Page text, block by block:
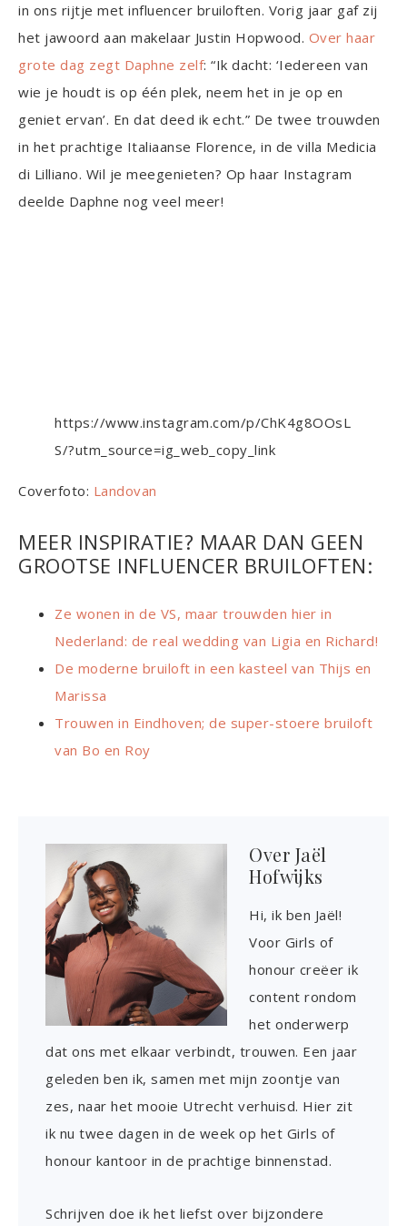
in ons rijtje met influencer bruiloften. Vorig jaar gaf zij
het jawoord aan makelaar Justin Hopwood. Over haar
grote dag zegt Daphne zelf: “Ik dacht: ‘Iedereen van
wie je houdt is op één plek, neem het in je op en
geniet ervan’. En dat deed ik echt.” De twee trouwden
in het prachtige Italiaanse Florence, in de villa Medicia
di Lilliano. Wil je meegenieten? Op haar Instagram
deelde Daphne nog veel meer!
https://www.instagram.com/p/ChK4g8OOsL
S/?utm_source=ig_web_copy_link
Coverfoto: Landovan
MEER INSPIRATIE? MAAR DAN GEEN
GROOTSE INFLUENCER BRUILOFTEN:
Ze wonen in de VS, maar trouwden hier in
Nederland: de real wedding van Ligia en Richard!
De moderne bruiloft in een kasteel van Thijs en
Marissa
Trouwen in Eindhoven; de super-stoere bruiloft
van Bo en Roy
Over Jaël
Hofwijks
Hi, ik ben Jaël!
Voor Girls of
honour creëer ik
content rondom
het onderwerp
dat ons met elkaar verbindt, trouwen. Een jaar
geleden ben ik, samen met mijn zoontje van
zes, naar het mooie Utrecht verhuisd. Hier zit
ik nu twee dagen in de week op het Girls of
honour kantoor in de prachtige binnenstad.
Schrijven doe ik het liefst over bijzondere